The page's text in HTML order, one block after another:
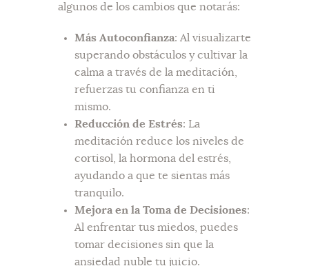
algunos de los cambios que notarás:
Más Autoconfianza: Al visualizarte
superando obstáculos y cultivar la
calma a través de la meditación,
refuerzas tu confianza en ti
mismo.
Reducción de Estrés: La
meditación reduce los niveles de
cortisol, la hormona del estrés,
ayudando a que te sientas más
tranquilo.
Mejora en la Toma de Decisiones:
Al enfrentar tus miedos, puedes
tomar decisiones sin que la
ansiedad nuble tu juicio.